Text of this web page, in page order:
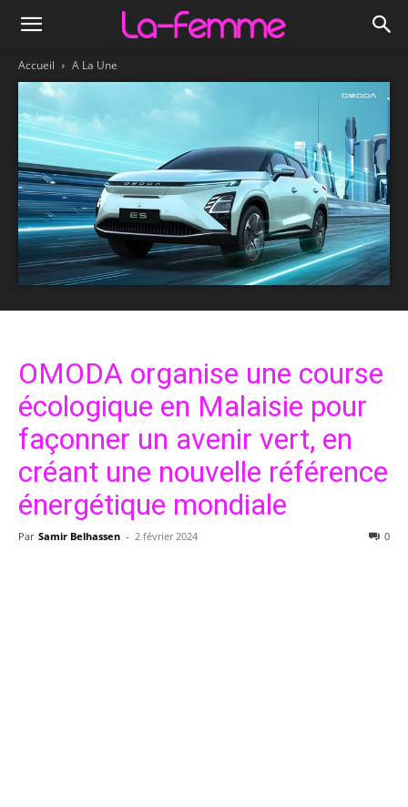
Accueil A La Une
OMODA organise une course
écologique en Malaisie pour
façonner un avenir vert, en
créant une nouvelle référence
énergétique mondiale
Par Samir Belhassen - 2 février 2024 0